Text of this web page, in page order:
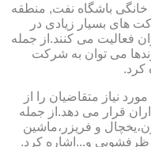
باشگاه نفت, منطقه
های بسیار زیادی در
فعالیت می کنند.از جمله
می توان به شرکت
کرد.
نیاز متقاضیان را از
قرار می دهد.از جمله
و فریزر،ماشین
ظرفشویی و...اشاره کرد.